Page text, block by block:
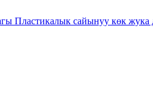
Пластикалык сайынуу көк жука